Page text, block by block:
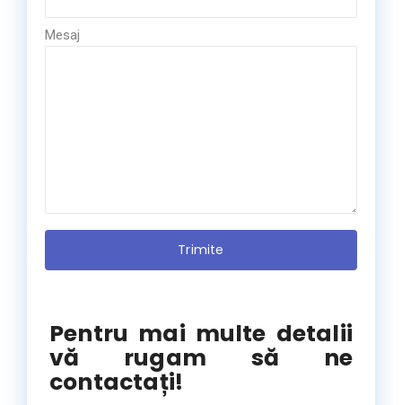
Mesaj
Pentru mai multe detalii
vă rugam să ne
contactați!